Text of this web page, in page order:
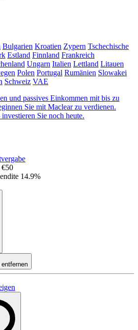
Bulgarien Kroatien Zypern Tschechische
Estland Finnland Frankreich
Ungarn Italien Lettland Litauen
Polen Portugal Rumänien Slowakei
Schweiz VAE
und passives Einkommen mit bis zu
Sie mit Maclear zu verdienen.
Sie noch heute.
€50
14.9%